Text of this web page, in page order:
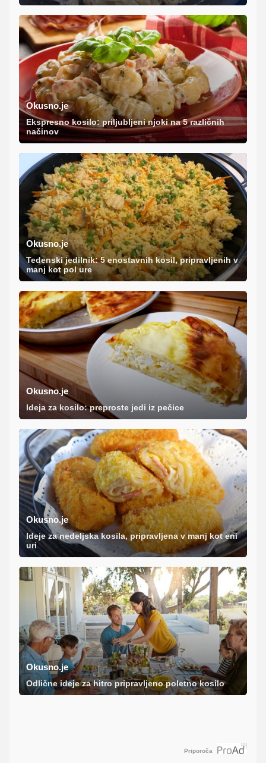
Okusno.je
Ekspresno kosilo: priljubljeni njoki na 5 različnih
načinov
Okusno.je
Tedenski jedilnik: 5 enostavnih kosil, pripravljenih v
manj kot pol ure
Okusno.je
Ideja za kosilo: preproste jedi iz pečice
Okusno.je
Ideje za nedeljska kosila, pripravljena v manj kot eni
uri
Okusno.je
Odlične ideje za hitro pripravljeno poletno kosilo
Priporoča